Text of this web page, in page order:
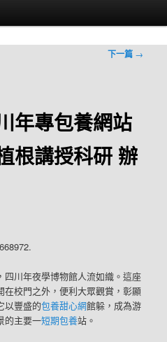
下一篇 →
年專包養網站
根講授科研 辦
四川年夜學博物館人流如織。這座
在校門之外，便利大眾觀賞，彰顯
以豐盛的包養甜心網館躲，成為游
的主要一短期包養站。